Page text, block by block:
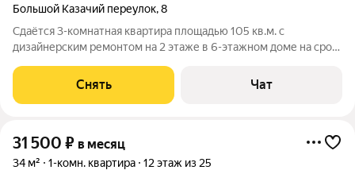
Большой Казачий переулок,8
Сдаётся 3-комнатная квартира площадью 105 кв.м. с
дизайнерским ремонтом на 2 этаже в 6-этажном доме на срок
Стиральная машина Холодильник Посудомоечная машина
Бойлер Микроволновка Пылесос
Снять Чат
31 500 ₽ в месяц
34 м² 1-комн. квартира 12 этаж из 25